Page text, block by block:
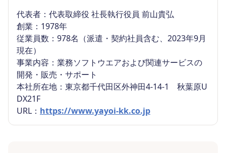
代表者：代表取締役 社長執行役員 前山貴弘
創業：1978年
従業員数：978名（派遣・契約社員含む、2023年9月
現在）
事業内容：業務ソフトウエアおよび関連サービスの
開発・販売・サポート
本社所在地：東京都千代田区外神田4-14-1 秋葉原U
DX21F
URL： https://www.yayoi-kk.co.jp